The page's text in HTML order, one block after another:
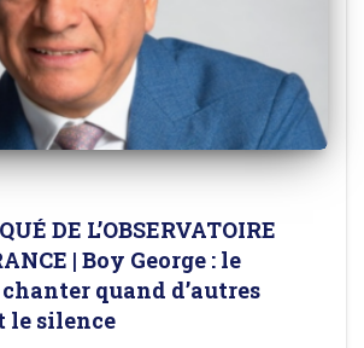
DE L’OBSERVATOIRE
| Boy George : le
quand d’autres
le silence